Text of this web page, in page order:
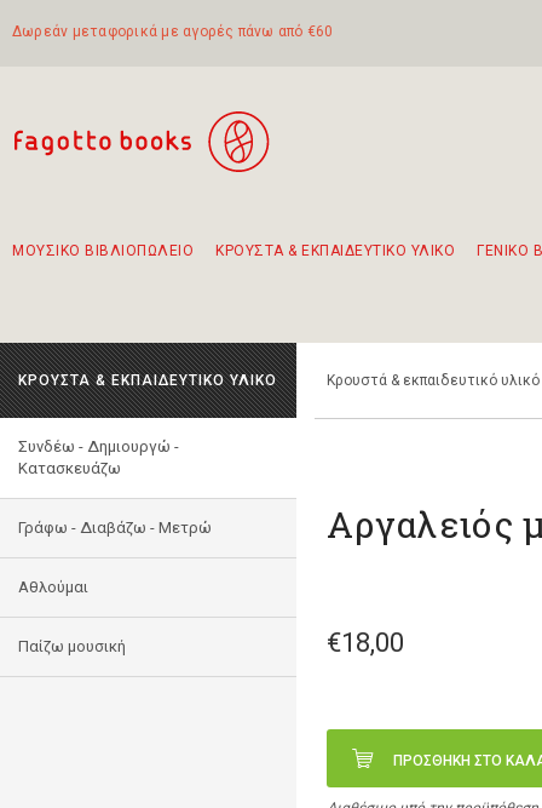
Δωρεάν μεταφορικά με αγορές πάνω από €60
ΜΟΥΣΙΚΟ ΒΙΒΛΙΟΠΩΛΕΙΟ ΚΡΟΥΣΤΑ & ΕΚΠΑΙΔΕΥΤΙΚΟ ΥΛΙΚΟ ΓΕΝΙΚΟ
ΚΡΟΥΣΤΑ & ΕΚΠΑΙΔΕΥΤΙΚΟ ΥΛΙΚΟ
Συνδέω - Δημιουργώ -
Kατασκευάζω
Γράφω - Διαβάζω - Μετρώ
Αθλούμαι
Παίζω μουσική
Κρουστά & εκπαιδευτικό υλικό
Αργαλειός
€18,00
ΠΡΟΣΘΗΚΗ ΣΤΟ